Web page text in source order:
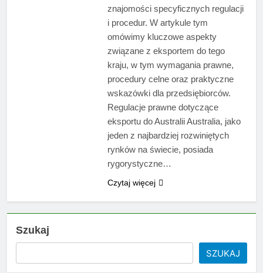
znajomości specyficznych regulacji
i procedur. W artykule tym
omówimy kluczowe aspekty
związane z eksportem do tego
kraju, w tym wymagania prawne,
procedury celne oraz praktyczne
wskazówki dla przedsiębiorców.
Regulacje prawne dotyczące
eksportu do Australii Australia, jako
jeden z najbardziej rozwiniętych
rynków na świecie, posiada
rygorystyczne…
Czytaj więcej
Szukaj
SZUKAJ